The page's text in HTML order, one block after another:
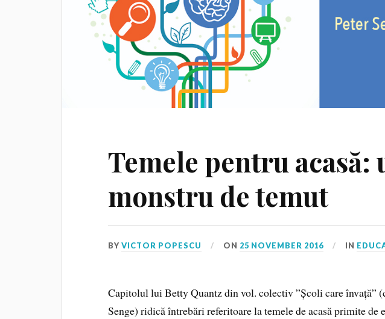
Temele pentru acasă:
monstru de temut
BYVICTOR POPESCU ON 25 NOVEMBER 2016 IN
Capitolul lui Betty Quantz din vol. colectiv ”Școli care învață”
Senge) ridică întrebări referitoare la temele de acasă primite de